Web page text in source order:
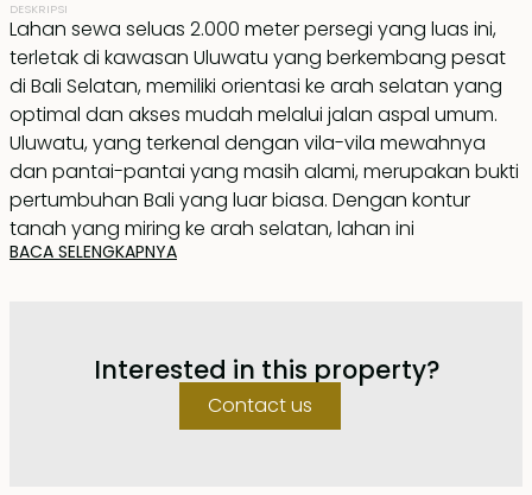
DESKRIPSI
Lahan sewa seluas 2.000 meter persegi yang luas ini,
terletak di kawasan Uluwatu yang berkembang pesat
di Bali Selatan, memiliki orientasi ke arah selatan yang
optimal dan akses mudah melalui jalan aspal umum.
Uluwatu, yang terkenal dengan vila-vila mewahnya
dan pantai-pantai yang masih alami, merupakan bukti
pertumbuhan Bali yang luar biasa. Dengan kontur
tanah yang miring ke arah selatan, lahan ini
menawarkan pemandangan laut yang menakjubkan
akomodasi wisata, memanfaatkan industri pariwisata
di area tersebut yang sedang berkembang pesat.
Didukung oleh lokasinya yang dekat dengan berbagai
BACA SELENGKAPNYA
Interested in this property?
Contact us